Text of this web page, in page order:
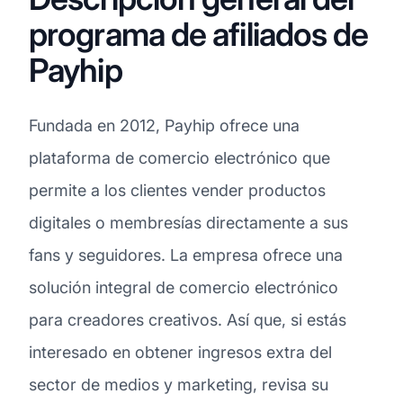
programa de afiliados de
Payhip
Fundada en 2012, Payhip ofrece una
plataforma de comercio electrónico que
permite a los clientes vender productos
digitales o membresías directamente a sus
fans y seguidores. La empresa ofrece una
solución integral de comercio electrónico
para creadores creativos. Así que, si estás
interesado en obtener ingresos extra del
sector de medios y marketing, revisa su